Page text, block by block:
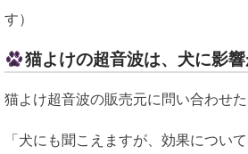
す）
猫よけの超音波は、犬に影
猫よけ超音波の販売元に問い合わせ
「犬にも聞こえますが、効果につい